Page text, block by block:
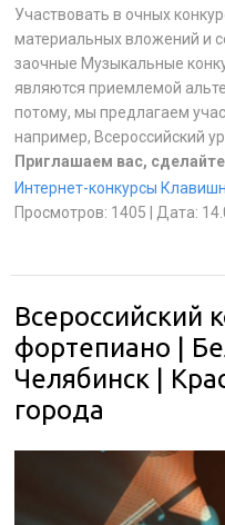
Участвовать в очных
материальных вложений и
заочные Музыкальные
являются приемлемой
потому, мы предлагаем
например, Всероссийский
Приглашаем вас,
Интернет-конкурсы
Просмотров: 1405 Дата:
Всероссийский
фортепиано |
Челябинск |
города